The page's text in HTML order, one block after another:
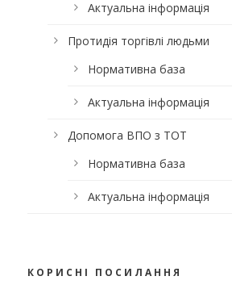
Актуальна інформація
Протидія торгівлі людьми
Нормативна база
Актуальна інформація
Допомога ВПО з ТОТ
Нормативна база
Актуальна інформація
КОРИСНІ ПОСИЛАННЯ